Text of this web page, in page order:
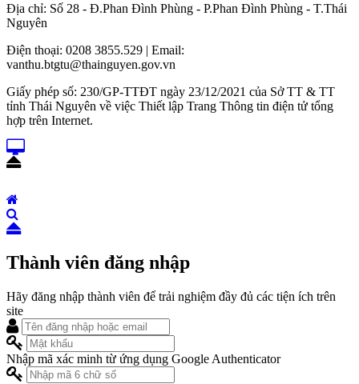
Địa chỉ: Số 28 - Đ.Phan Đình Phùng - P.Phan Đình Phùng - T.Thái
Nguyên
Điện thoại: 0208 3855.529 | Email:
vanthu.btgtu@thainguyen.gov.vn
Giấy phép số: 230/GP-TTĐT ngày 23/12/2021 của Sở TT & TT
tỉnh Thái Nguyên về việc Thiết lập Trang Thông tin điện tử tổng
hợp trên Internet.
Thành viên đăng nhập
Hãy đăng nhập thành viên để trải nghiệm đầy đủ các tiện ích trên
site
Nhập mã xác minh từ ứng dụng Google Authenticator